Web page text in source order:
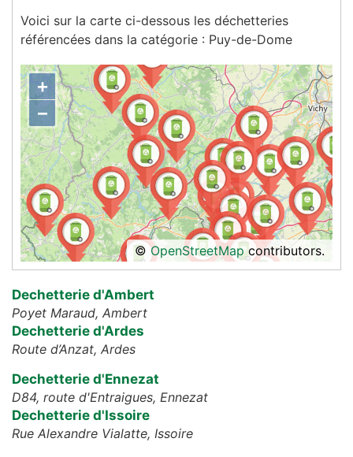
Voici sur la carte ci-dessous les déchetteries
référencées dans la catégorie : Puy-de-Dome
+
−
©OpenStreetMapcontributors.
Dechetterie d'Ambert
Poyet Maraud, Ambert
Dechetterie d'Ardes
Route d’Anzat, Ardes
Dechetterie d'Ennezat
D84, route d'Entraigues, Ennezat
Dechetterie d'Issoire
Rue Alexandre Vialatte, Issoire